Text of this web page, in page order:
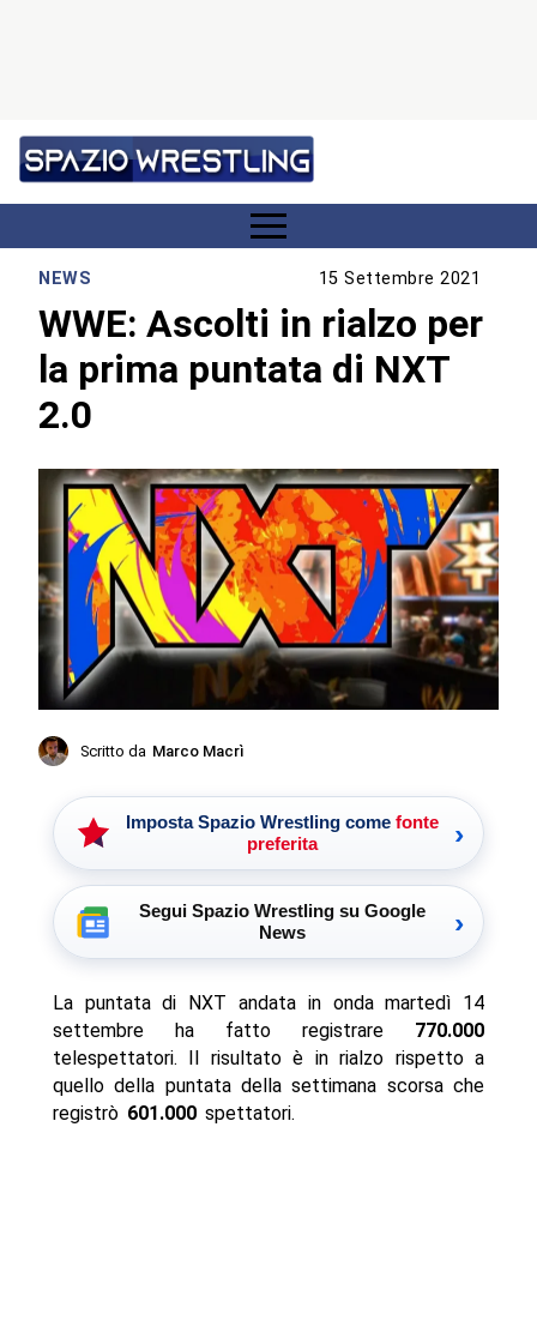
NEWS 15 Settembre 2021
WWE: Ascolti in rialzo per
la prima puntata di NXT
2.0
Scritto da Marco Macrì
Imposta Spazio Wrestling come fonte
preferita
›
Segui Spazio Wrestling su Google
News
›
La puntata di NXT andata in onda martedì 14
settembre ha fatto registrare 770.000
telespettatori. Il risultato è in rialzo rispetto a
quello della puntata della settimana scorsa che
registrò 601.000 spettatori.